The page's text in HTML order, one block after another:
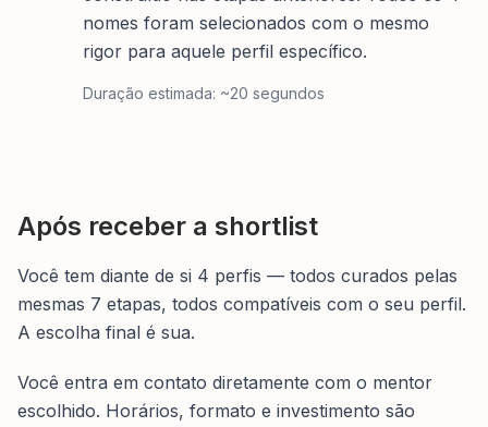
nomes foram selecionados com o mesmo
rigor para aquele perfil específico.
Duração estimada: ~20 segundos
Após receber a shortlist
Você tem diante de si 4 perfis — todos curados pelas
mesmas 7 etapas, todos compatíveis com o seu perfil.
A escolha final é sua.
Você entra em contato diretamente com o mentor
escolhido. Horários, formato e investimento são